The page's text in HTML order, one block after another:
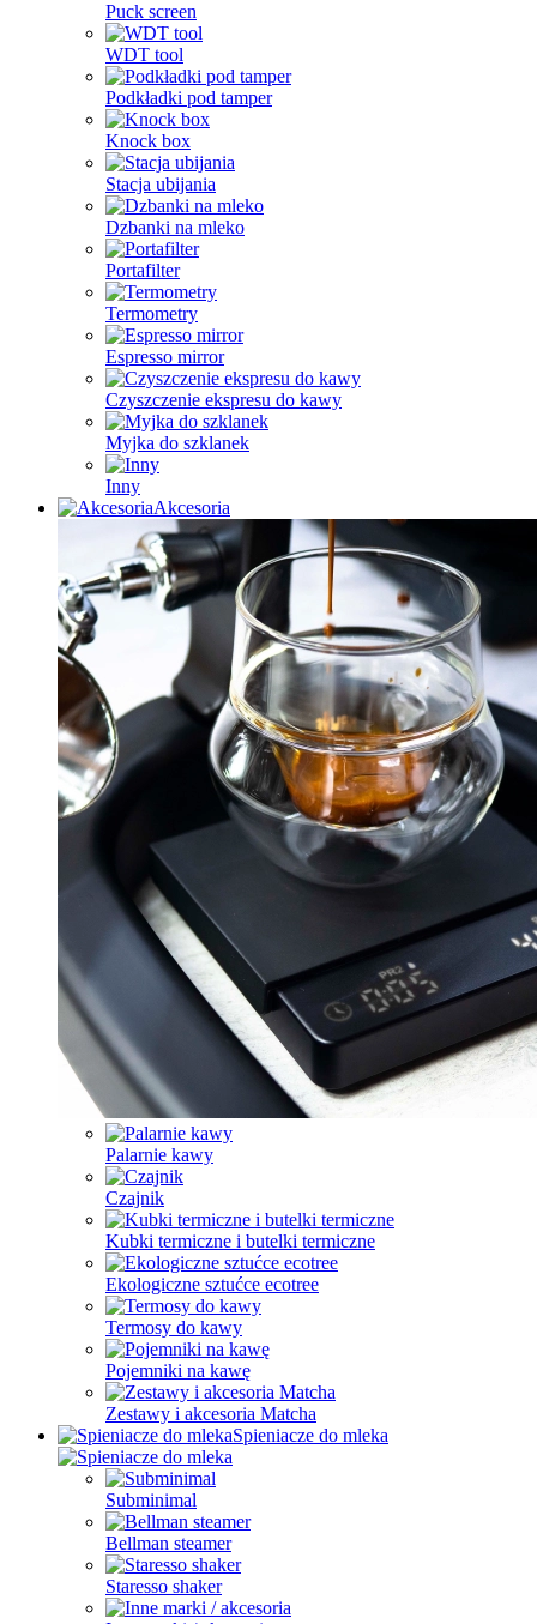
Puck screen
WDT tool
Podkładki pod tamper
Knock box
Stacja ubijania
Dzbanki na mleko
Portafilter
Termometry
Espresso mirror
Czyszczenie ekspresu do kawy
Myjka do szklanek
Inny
Akcesoria
Palarnie kawy
Czajnik
Kubki termiczne i butelki termiczne
Ekologiczne sztućce ecotree
Termosy do kawy
Pojemniki na kawę
Zestawy i akcesoria Matcha
Spieniacze do mleka
Subminimal
Bellman steamer
Staresso shaker